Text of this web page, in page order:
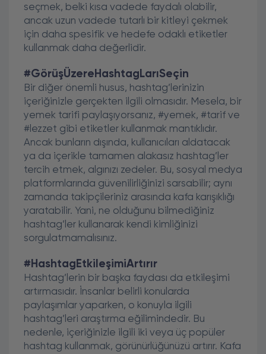
seçmek, belki kısa vadede faydalı olabilir,
ancak uzun vadede tutarlı bir kitleyi çekmek
için daha spesifik ve hedefe odaklı etiketler
kullanmak daha değerlidir.
#GörüşÜzereHashtagLarıSeçin
Bir diğer önemli husus, hashtag’lerinizin
içeriğinizle gerçekten ilgili olmasıdır. Mesela, bir
yemek tarifi paylaşıyorsanız, #yemek, #tarif ve
#lezzet gibi etiketler kullanmak mantıklıdır.
Ancak bunların dışında, kullanıcıları aldatacak
ya da içerikle tamamen alakasız hashtag’ler
tercih etmek, algınızı zedeler. Bu, sosyal medya
platformlarında güvenilirliğinizi sarsabilir; aynı
zamanda takipçileriniz arasında kafa karışıklığı
yaratabilir. Yani, ne olduğunu bilmediğiniz
hashtag’ler kullanarak kendi kimliğinizi
sorgulatmamalısınız.
#HashtagEtkileşimiArtırır
Hashtag’lerin bir başka faydası da etkileşimi
artırmasıdır. İnsanlar belirli konularda
paylaşımlar yaparken, o konuyla ilgili
hashtag’leri araştırma eğilimindedir. Bu
nedenle, içeriğinizle ilgili iki veya üç popüler
hashtag kullanmak, görünürlüğünüzü artırır. Kafa